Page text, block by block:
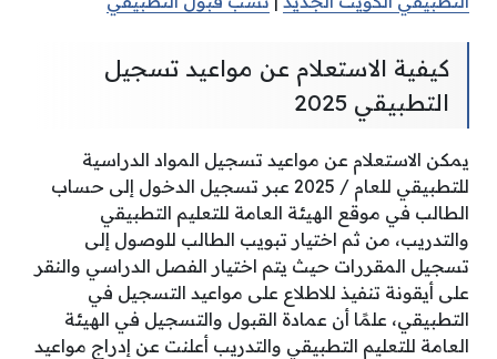
كيفية الاستعلام عن مواعيد تسجيل
التطبيقي 2025
يمكن الاستعلام عن مواعيد تسجيل المواد الدراسية
للتطبيقي للعام / 2025 عبر تسجيل الدخول إلى حساب
الطالب في موقع الهيئة العامة للتعليم التطبيقي
والتدريب، من ثم اختيار تبويب الطالب للوصول إلى
تسجيل المقررات حيث يتم اختيار الفصل الدراسي والنقر
على أيقونة تنفيذ للاطلاع على مواعيد التسجيل في
التطبيقي، علمًا أن عمادة القبول والتسجيل في الهيئة
العامة للتعليم التطبيقي والتدريب أعلنت عن إدراج مواعيد